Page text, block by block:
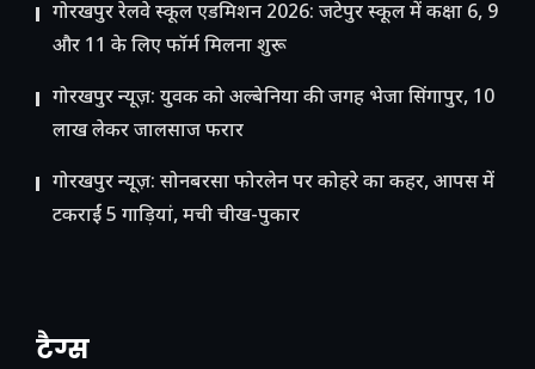
गोरखपुर रेलवे स्कूल एडमिशन 2026: जटेपुर स्कूल में कक्षा 6, 9
और 11 के लिए फॉर्म मिलना शुरू
गोरखपुर न्यूज़: युवक को अल्बेनिया की जगह भेजा सिंगापुर, 10
लाख लेकर जालसाज फरार
गोरखपुर न्यूज़: सोनबरसा फोरलेन पर कोहरे का कहर, आपस में
टकराईं 5 गाड़ियां, मची चीख-पुकार
टैग्स